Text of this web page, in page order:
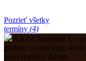
Pozrieť všetky
termíny (4)
Adobe Illustrator I. -
grafiky, tvorba loga,
profesionálny dizajn